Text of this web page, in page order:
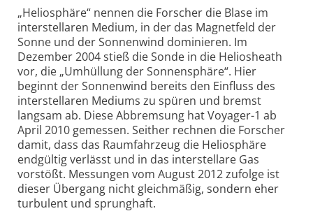
„Heliosphäre“ nennen die Forscher die Blase im
interstellaren Medium, in der das Magnetfeld der
Sonne und der Sonnenwind dominieren. Im
Dezember 2004 stieß die Sonde in die Heliosheath
vor, die „Umhüllung der Sonnensphäre“. Hier
beginnt der Sonnenwind bereits den Einfluss des
interstellaren Mediums zu spüren und bremst
langsam ab. Diese Abbremsung hat Voyager-1 ab
April 2010 gemessen. Seither rechnen die Forscher
damit, dass das Raumfahrzeug die Heliosphäre
endgültig verlässt und in das interstellare Gas
vorstößt. Messungen vom August 2012 zufolge ist
dieser Übergang nicht gleichmäßig, sondern eher
turbulent und sprunghaft.